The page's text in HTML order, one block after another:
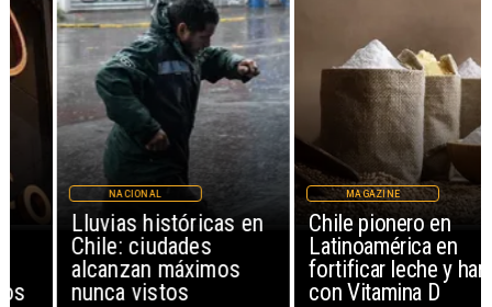
Lluvias históricas en
Chile: ciudades
alcanzan máximos
nunca vistos
NACIONAL
Chile pionero en
Latinoamérica en
fortificar leche y harina
con Vitamina D
MAGAZINE